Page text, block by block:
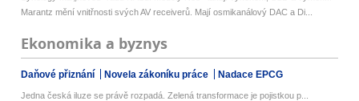
Marantz mění vnitřnosti svých AV receiverů. Mají osmikanálový DAC a Di...
Ekonomika a byznys
Daňové přiznání Novela zákoníku práce Nadace EPCG
Jedna česká iluze se právě rozpadá. Zelená transformace je pojistkou p...